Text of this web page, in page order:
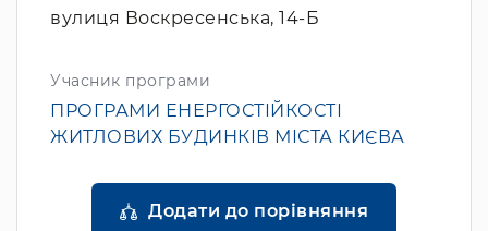
вулиця Воскресенська, 14-Б
Учасник програми
ПРОГРАМИ ЕНЕРГОСТІЙКОСТІ
ЖИТЛОВИХ БУДИНКІВ МІСТА КИЄВА
Додати до порівняння